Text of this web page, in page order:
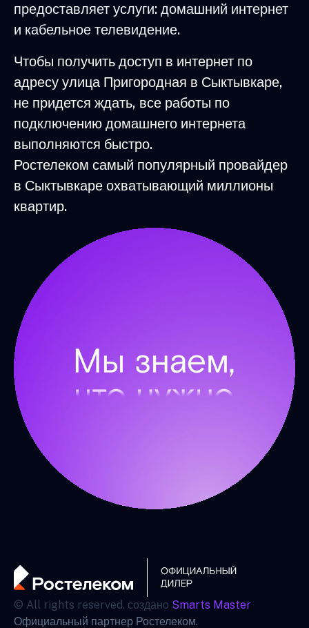
предоставляет услуги: домашний интернет
и кабельное телевидение.
Чтобы получить доступ в интернет по
адресу улица Пригородная в Сыктывкаре,
не придется ждать, все работы по
подключению домашнего интернета
выполняются быстро.
Ростелеком самый популярный провайдер
в Сыктывкаре охватывающий миллионы
квартир.
© All rights reserved. создано Smarts Master
Официальный партнер Ростелеком.